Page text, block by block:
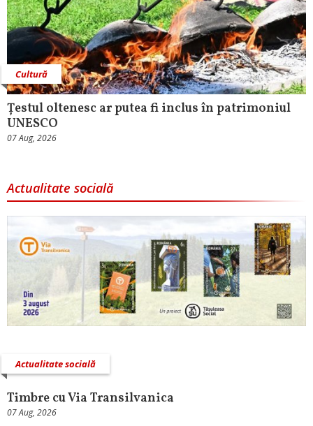
Cultură
Țestul oltenesc ar putea fi inclus în patrimoniul
UNESCO
07 Aug, 2026
Actualitate socială
Actualitate socială
Timbre cu Via Transilvanica
07 Aug, 2026